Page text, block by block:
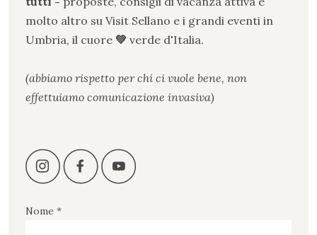
molto altro su Visit Sellano e i grandi eventi in
Umbria, il cuore 💚 verde d'Italia.
(abbiamo rispetto per chi ci vuole bene, non
effettuiamo comunicazione invasiva)
Nome *